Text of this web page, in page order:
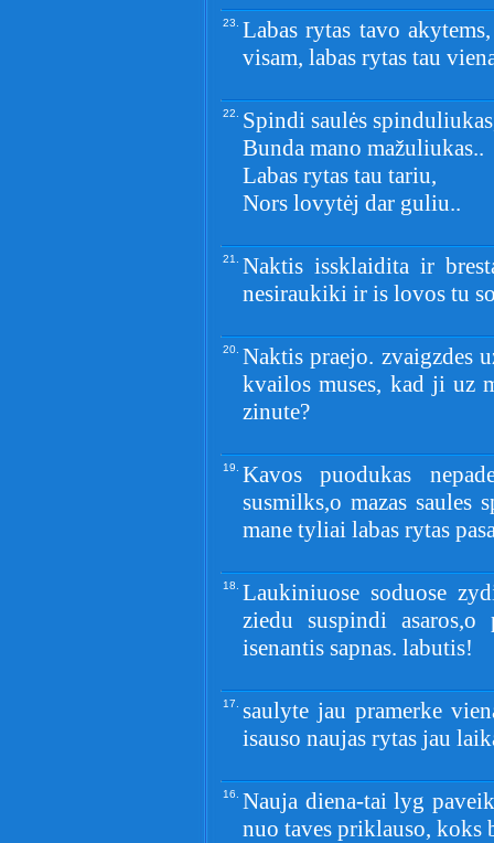
23. Labas rytas tavo
visam, labas rytas tau
22. Spindi saulės
Bunda mano mažuliukas..
Labas rytas tau tariu,
Nors lovytėj dar guliu..
21. Naktis issklaidita ir
nesiraukiki ir is lovos tu
20. Naktis praejo. zvaigzdes
kvailos muses, kad ji uz
zinute?
19. Kavos puodukas
susmilks,o mazas
mane tyliai labas rytas
18. Laukiniuose soduose
ziedu suspindi
isenantis sapnas. labutis!
17. saulyte jau pramerke
isauso naujas rytas jau
16. Nauja diena-tai lyg
nuo taves priklauso,